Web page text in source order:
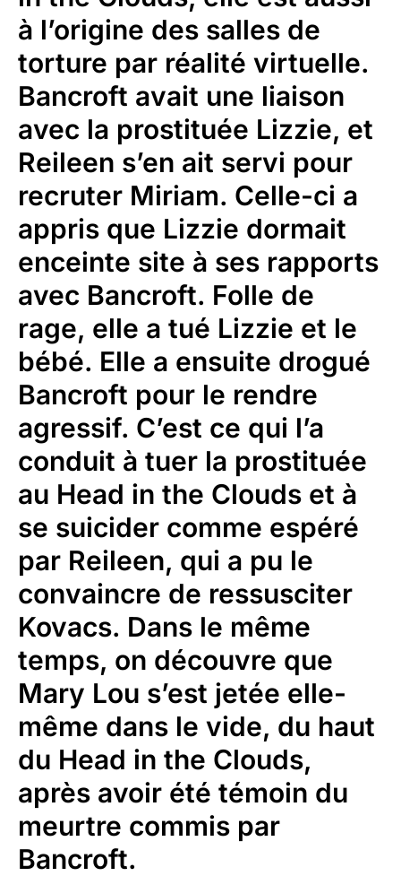
à l’origine des salles de
torture par réalité virtuelle.
Bancroft avait une liaison
avec la prostituée Lizzie, et
Reileen s’en ait servi pour
recruter Miriam. Celle-ci a
appris que Lizzie dormait
enceinte site à ses rapports
avec Bancroft. Folle de
rage, elle a tué Lizzie et le
bébé. Elle a ensuite drogué
Bancroft pour le rendre
agressif. C’est ce qui l’a
conduit à tuer la prostituée
au Head in the Clouds et à
se suicider comme espéré
par Reileen, qui a pu le
convaincre de ressusciter
Kovacs. Dans le même
temps, on découvre que
Mary Lou s’est jetée elle-
même dans le vide, du haut
du Head in the Clouds,
après avoir été témoin du
meurtre commis par
Bancroft.